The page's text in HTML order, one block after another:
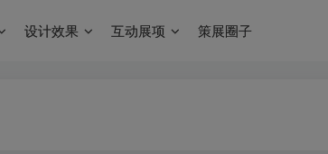
设计效果 互动展项 策展圈子